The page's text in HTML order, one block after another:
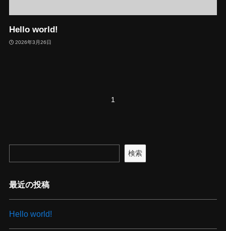
Hello world!
2026年3月26日
1
検索
最近の投稿
Hello world!